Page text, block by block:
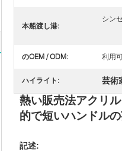
本船渡し港:
シン
のOEM / ODM: 利用
ハイライト: 芸術
熱い販売法アクリ
的で短いハンドル
記述: